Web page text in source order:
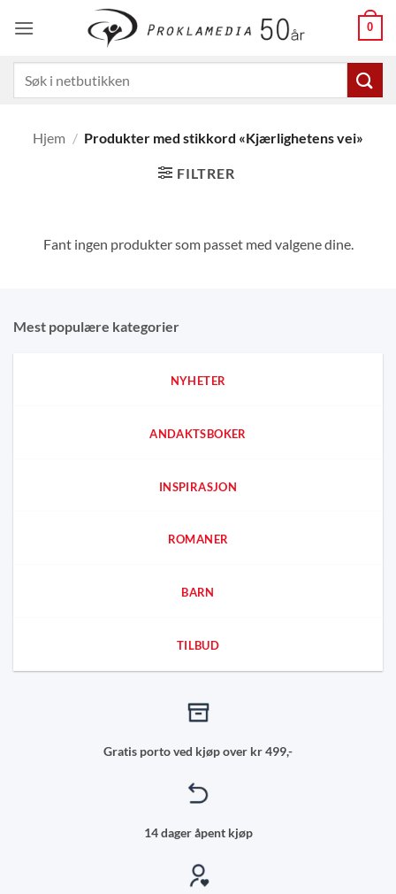
0
etter:
Hjem / Produkter med stikkord «Kjærlighetens vei»
FILTRER
Fant ingen produkter som passet med valgene dine.
Mest populære kategorier
NYHETER
ANDAKTSBOKER
INSPIRASJON
ROMANER
BARN
TILBUD
Gratis porto ved kjøp over kr 499,-
14 dager åpent kjøp